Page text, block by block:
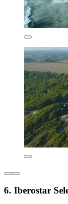
6. Iberostar